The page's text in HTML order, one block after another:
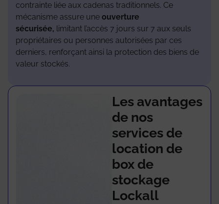
contrainte liée aux cadenas traditionnels. Ce
mécanisme assure une ouverture
sécurisée, limitant l’accès 7 jours sur 7 aux seuls
propriétaires ou personnes autorisées par ces
derniers, renforçant ainsi la protection des biens de
valeur stockés.
Les avantages
de nos
services de
location de
box de
stockage
Lockall